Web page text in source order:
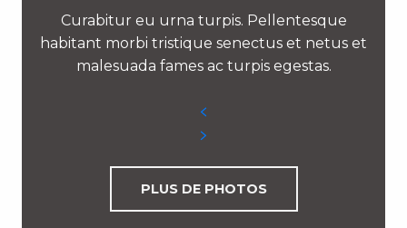
Curabitur eu urna turpis. Pellentesque
habitant morbi tristique senectus et netus et
malesuada fames ac turpis egestas.
PLUS DE PHOTOS